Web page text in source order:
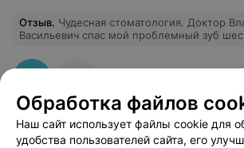
Отзыв. Чудесная стоматология. Доктор
Васильевич спас мой проблемный зуб
протоколам остался на своём месте.
Обработка файлов
Наш сайт использует файлы cookie для
удобства пользователей сайта, его